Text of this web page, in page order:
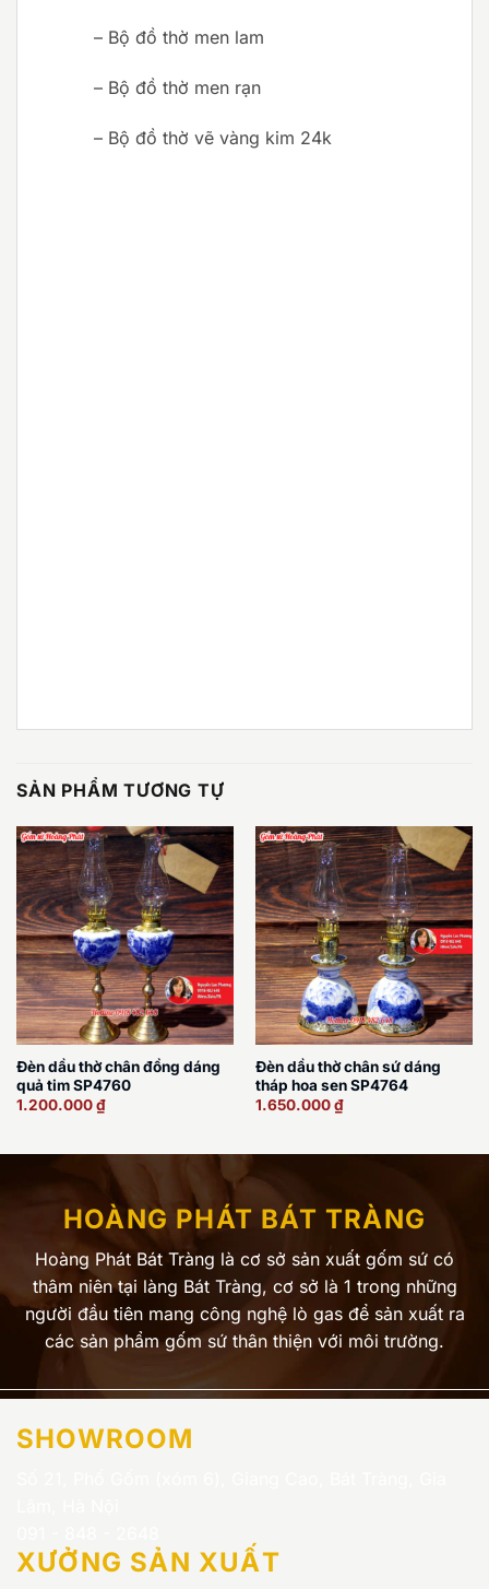
– Bộ đồ thờ men lam
– Bộ đồ thờ men rạn
– Bộ đồ thờ vẽ vàng kim 24k
SẢN PHẨM TƯƠNG TỰ
Đèn dầu thờ chân đồng dáng
quả tim SP4760
1.200.000₫
Đèn dầu thờ chân sứ dáng
tháp hoa sen SP4764
1.650.000₫
HOÀNG PHÁT BÁT TRÀNG
Hoàng Phát Bát Tràng là cơ sở sản xuất gốm sứ có
thâm niên tại làng Bát Tràng, cơ sở là 1 trong những
người đầu tiên mang công nghệ lò gas để sản xuất ra
các sản phẩm gốm sứ thân thiện với môi trường.
SHOWROOM
XƯỞNG SẢN XUẤT